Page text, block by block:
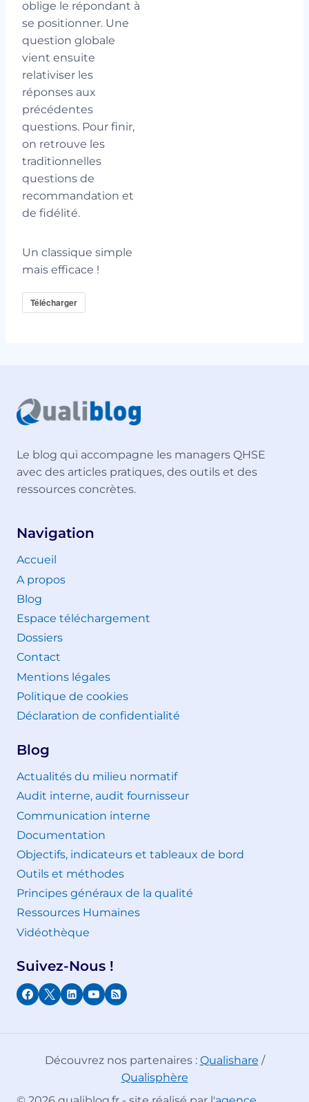
oblige le répondant à
se positionner. Une
question globale
vient ensuite
relativiser les
réponses aux
précédentes
questions. Pour finir,
on retrouve les
traditionnelles
questions de
recommandation et
de fidélité.
Un classique simple
mais efficace !
Télécharger
Le blog qui accompagne les managers QHSE
avec des articles pratiques, des outils et des
ressources concrètes.
Navigation
Accueil
A propos
Blog
Espace téléchargement
Dossiers
Contact
Mentions légales
Politique de cookies
Déclaration de confidentialité
Blog
Actualités du milieu normatif
Audit interne, audit fournisseur
Communication interne
Documentation
Objectifs, indicateurs et tableaux de bord
Outils et méthodes
Principes généraux de la qualité
Ressources Humaines
Vidéothèque
Suivez-Nous !
Découvrez nos partenaires : Qualishare /
Qualisphère